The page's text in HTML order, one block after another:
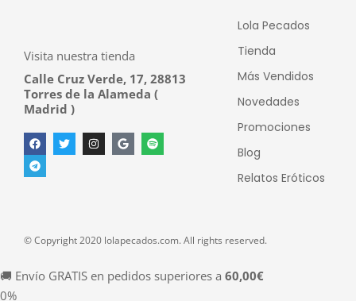
Visita nuestra tienda
Calle Cruz Verde, 17, 28813
Torres de la Alameda (
Madrid )
Lola Pecados
Tienda
Más Vendidos
Novedades
Promociones
Blog
Relatos Eróticos
© Copyright 2020 lolapecados.com. All rights reserved.
🚚 Envío GRATIS en pedidos superiores a 60,00€
0%